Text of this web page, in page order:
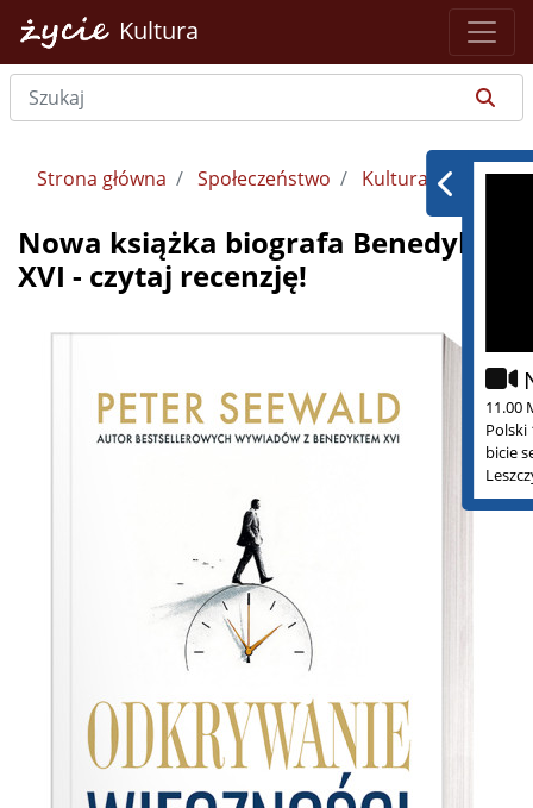
Kultura
11.00
Polski
bicie
Strona główna Społeczeństwo Kultura
Nowa książka biografa Benedykta
XVI - czytaj recenzję!